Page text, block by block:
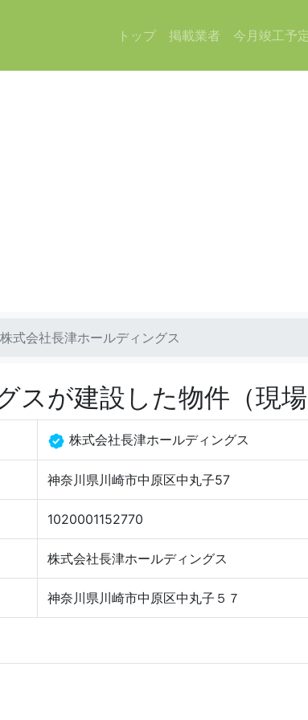
トップ 掲載業者 今月竣工予
株式会社長津ホールディングス
スが建設した物件（現
株式会社長津ホールディングス
神奈川県川崎市中原区中丸子57
1020001152770
株式会社長津ホールディングス
神奈川県川崎市中原区中丸子５７